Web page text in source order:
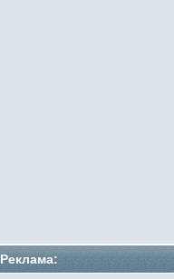
Реклама: